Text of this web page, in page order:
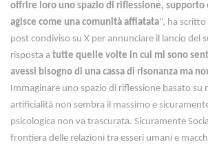
offrire loro uno spazio di riflessione, supporto
agisce come una comunità affiatata”, ha
post condiviso su X per annunciare il lancio del
risposta a tutte quelle volte in cui mi sono
avessi bisogno di una cassa di risonanza ma
Immaginare uno spazio di riflessione basato su
artificialità non sembra il massimo e
psicologica non va trascurata. Sicuramente
frontiera delle relazioni tra esseri umani e